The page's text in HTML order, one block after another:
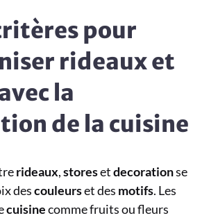
pour
rideaux et
la
de la cuisine
rideaux,storesetdecorationse
descouleurset des motifs. Les
cuisinecomme fruits ou fleurs